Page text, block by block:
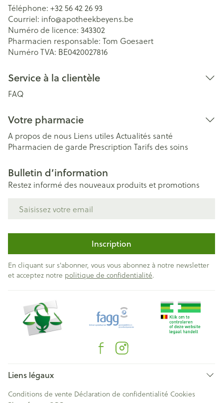
Téléphone: +32 56 42 26 93
Courriel: info@apotheekbeyens.be
Numéro de licence: 343302
Pharmacien responsable: Tom Goesaert
Numéro TVA: BE0420027816
Service à la clientèle
FAQ
Votre pharmacie
A propos de nous Liens utiles Actualités santé
Pharmacien de garde Prescription Tarifs des soins
Bulletin d’information
Restez informé des nouveaux produits et promotions
Inscription
En cliquant sur s'abonner, vous vous abonnez à notre newsletter
et acceptez notre politique de confidentialité.
Liens légaux
Conditions de vente Déclaration de confidentialité Cookies